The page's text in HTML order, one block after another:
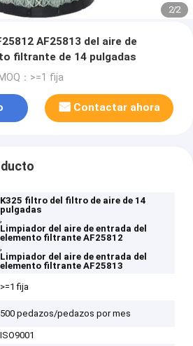
2/2
AF25813 del aire de
filtrante de 14 pulgadas
MOQ：>=1 fija
Contactar ahora
K325 filtro del filtro de aire de 14
pulgadas
,
Limpiador del aire de entrada del
elemento filtrante AF25812
,
Limpiador del aire de entrada del
elemento filtrante AF25813
>=1 fija
500 pedazos/pedazos por mes
ISO9001